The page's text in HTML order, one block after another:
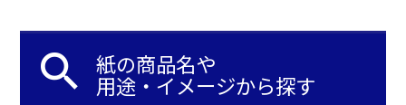
search 紙の商品名や
用途・イメージから探す